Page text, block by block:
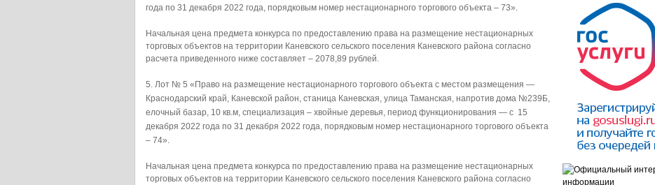
года по 31 декабря 2022 года, порядковым номер нестационарного торгового объекта – 73».
Начальная цена предмета конкурса по предоставлению права на размещение нестационарных
торговых объектов на территории Каневского сельского поселения Каневского района согласно
расчета приведенного ниже составляет – 2078,89 рублей.
Лот № 5 «Право на размещение нестационарного торгового объекта с местом размещения —
Краснодарский край, Каневской район, станица Каневская, улица Таманская, напротив дома №239Б,
елочный базар, 10 кв.м, специализация – хвойные деревья, период функционирования — с 15
декабря 2022 года по 31 декабря 2022 года, порядковым номер нестационарного торгового объекта
– 74».
Начальная цена предмета конкурса по предоставлению права на размещение нестационарных
торговых объектов на территории Каневского сельского поселения Каневского района согласно